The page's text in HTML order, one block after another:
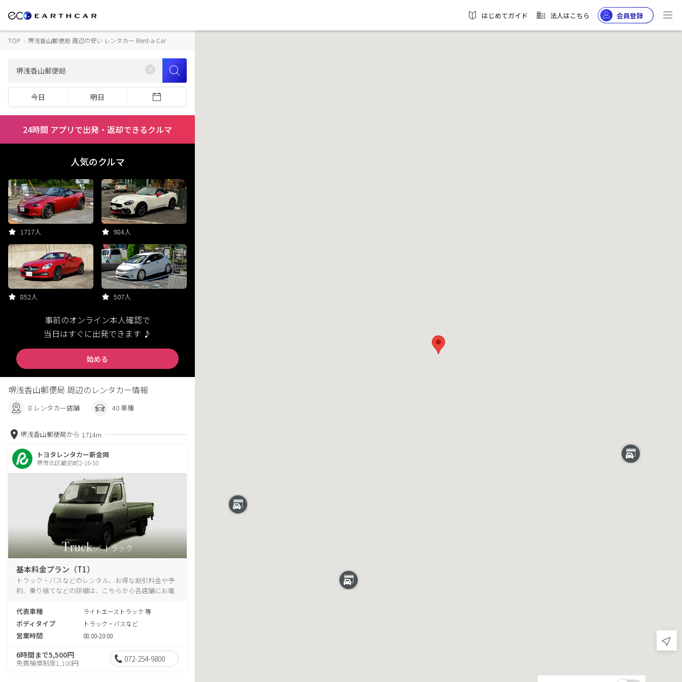
はじめてガイド 法人はこちら 会員登録
TOP › 堺浅香山郵便局 周辺の安い レンタカー Rent-a-Car
今日 明日
24時間 アプリで出発・返却できるクルマ
人気のクルマ
1717人 984人
852人 507人
事前のオンライン本人確認で
当日はすぐに出発できます ♪
始める
堺浅香山郵便局 周辺のレンタカー情報
8 レンタカー店舗 40 車種
堺浅香山郵便局から 1714m
トヨタレンタカー新金岡
堺市北区蔵前町2-16-50
基本料金プラン（T1）
トラック・バスなどのレンタル、お得な割引料金や予
約、乗り捨てなどの詳細は、こちらから各店舗にお電
代表車種
ライトエーストラック 等
ボディタイプ トラック・バスなど
営業時間 08:00-20:00
6時間まで5,500円
免責補償制度1,100円 072-254-9800